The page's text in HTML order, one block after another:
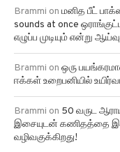
Brammi on மனித பீட்
sounds at once
எழுப்ப முடியும் என்று
Brammi on ஒரு
ஈக்கள் உறைபனியில்
Brammi on 50 வருட
இசையுடன் கணிதத்தை
வழிவகுக்கிறது!